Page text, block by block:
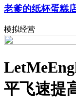
老爹的纸杯蛋糕
模拟经营
平飞速提